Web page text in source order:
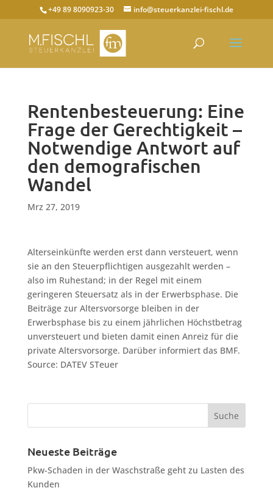
+49 89 8090923-30 info@steuerkanzlei-fischl.de
Rentenbesteuerung: Eine
Frage der Gerechtigkeit –
Notwendige Antwort auf
den demografischen
Wandel
Mrz 27, 2019
Alterseinkünfte werden erst dann versteuert, wenn
sie an den Steuerpflichtigen ausgezahlt werden –
also im Ruhestand; in der Regel mit einem
geringeren Steuersatz als in der Erwerbsphase. Die
Beiträge zur Altersvorsorge bleiben in der
Erwerbsphase bis zu einem jährlichen Höchstbetrag
unversteuert und bieten damit einen Anreiz für die
private Altersvorsorge. Darüber informiert das BMF.
Source: DATEV STeuer
Neueste Beiträge
Pkw-Schaden in der Waschstraße geht zu Lasten des
Kunden